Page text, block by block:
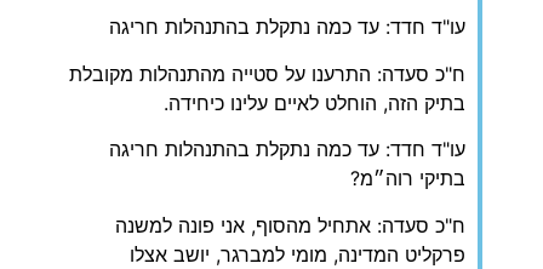
‏עו"ד חדד: עד כמה נתקלת בהתנהלות חריגה
‏ח"כ סעדה: התרענו על סטייה מהתנהלות מקובלת
בתיק הזה, הוחלט לאיים עלינו כיחידה.
‏עו"ד חדד: עד כמה נתקלת בהתנהלות חריגה
בתיקי רוה״מ?
‏ח"כ סעדה: אתחיל מהסוף, אני פונה למשנה
פרקליט המדינה, מומי למברגר, יושב אצלו